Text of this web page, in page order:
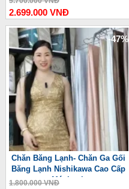
2.699.000 VNĐ
-47%
Chăn Băng Lạnh- Chăn Ga Gối
Băng Lạnh Nishikawa Cao Cấp
Mát Lạnh
1.800.000 VNĐ